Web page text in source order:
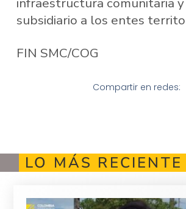
subsidiario a los entes
FIN SMC/COG
Compartir en redes:
LO MÁS RECIENTE